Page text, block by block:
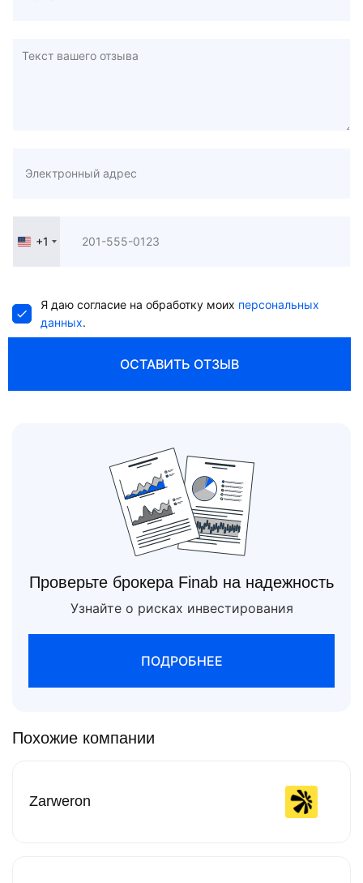
United
+1
Я даю согласие на обработку моих персональных
данных.
ОСТАВИТЬ ОТЗЫВ
Проверьте брокера Finab на надежность
Узнайте о рисках инвестирования
ПОДРОБНЕЕ
Похожие компании
Zarweron